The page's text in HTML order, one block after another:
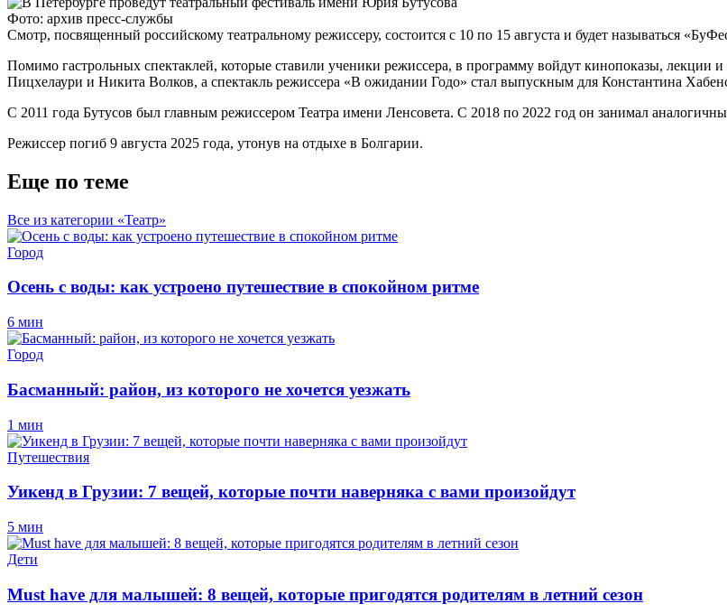
Фото: архив пресс-службы
Смотр, посвященный российскому театральному режиссеру, состоится с 10 по 15 августа и будет называться
Помимо гастрольных спектаклей, которые ставили ученики режиссера, в программу войдут кинопоказы,
Пицхелаури и Никита Волков, а спектакль режиссера «В ожидании Годо» стал выпускным для Константина
С 2011 года Бутусов был главным режиссером Театра имени Ленсовета. С 2018 по 2022 год он занимал
Режиссер погиб 9 августа 2025 года, утонув на отдыхе в Болгарии.
Еще по теме
Все из категории «Театр»
Город
Осень с воды: как устроено путешествие в спокойном ритме
6 мин
Город
Басманный: район, из которого не хочется уезжать
1 мин
Путешествия
Уикенд в Грузии: 7 вещей, которые почти наверняка с вами произойдут
5 мин
Дети
Must have для малышей: 8 вещей, которые пригодятся родителям в летний сезон